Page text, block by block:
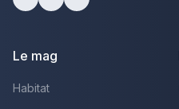
Le mag
Habitat